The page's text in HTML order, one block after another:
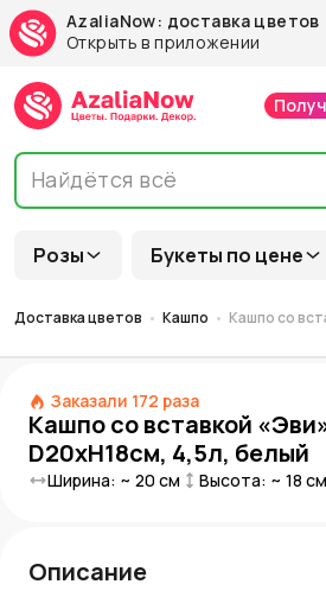
AzaliaNow: доставка цветов
Открыть в приложении
Розы Букеты по цене
Доставка цветов Кашпо Кашпо со
Заказали 172 раза
Кашпо со вставкой
D20xH18см, 4,5л, белый
Ширина: ~ 20 см Высота: ~ 18 см
Описание